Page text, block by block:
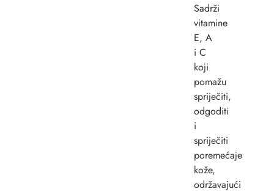
Sadrži
vitamine
E, A
i C
koji
pomažu
spriječiti,
odgoditi
i
spriječiti
poremećaje
kože,
održavajući